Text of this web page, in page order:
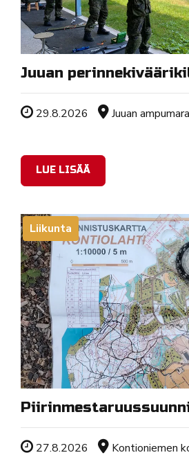
Juuan
Tapahtuman ajankohta
29.8.2026 Sijainti
Juuan
LUE LISÄÄ
Liikunta
Tapahtuman ajankohta
27.8.2026 Sijainti
Kontioniemen